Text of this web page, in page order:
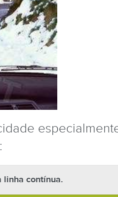
linha contínua.